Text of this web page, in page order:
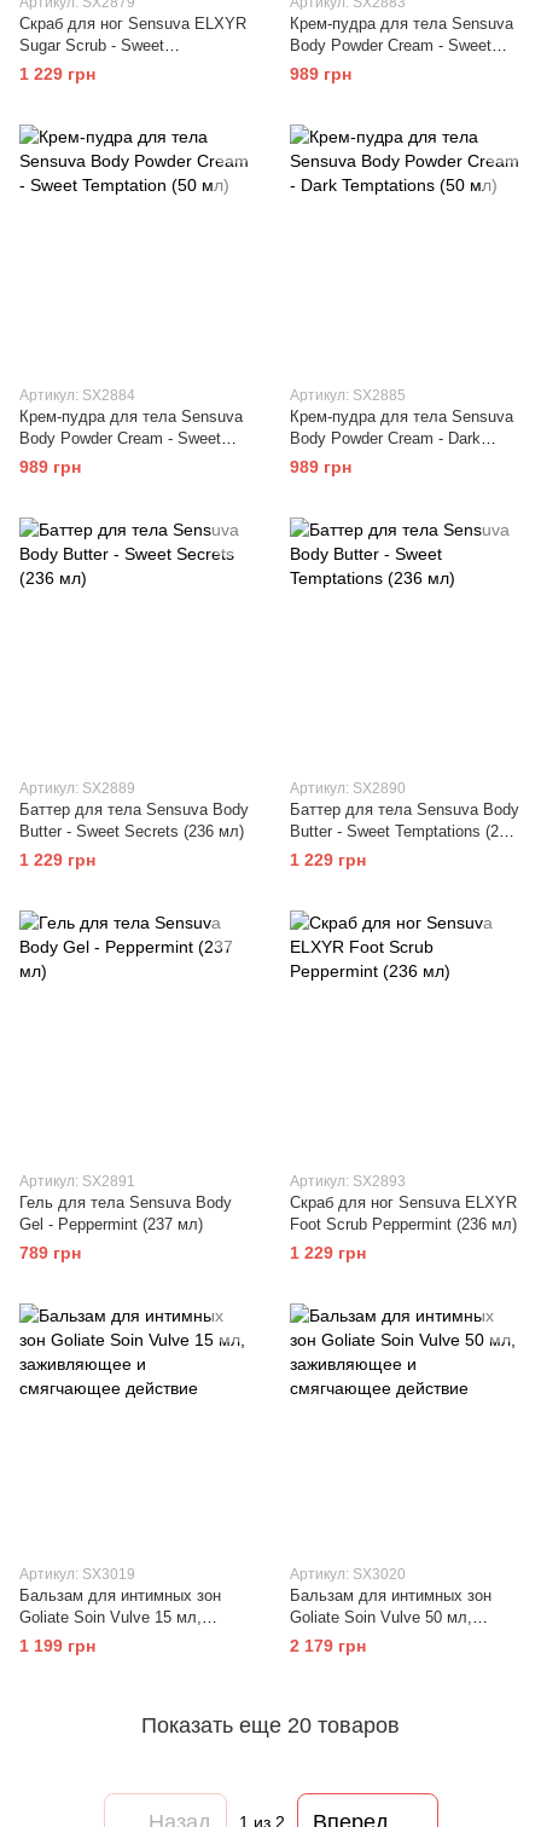
Скраб для ног Sensuva ELXYR
Sugar Scrub - Sweet
Temptations (236 мл)
1 229 грн
Крем-пудра для тела Sensuva
Body Powder Cream - Sweet
Secrets (50 мл)
989 грн
Артикул: SX2884
Крем-пудра для тела Sensuva
Body Powder Cream - Sweet
Temptation (50 мл)
989 грн
Артикул: SX2885
Крем-пудра для тела Sensuva
Body Powder Cream - Dark
Temptations (50 мл)
989 грн
Артикул: SX2889
Баттер для тела Sensuva Body
Butter - Sweet Secrets (236 мл)
1 229 грн
Артикул: SX2890
Баттер для тела Sensuva Body
Butter - Sweet Temptations (236
мл)
1 229 грн
Артикул: SX2891
Гель для тела Sensuva Body
Gel - Peppermint (237 мл)
789 грн
Артикул: SX2893
Скраб для ног Sensuva ELXYR
Foot Scrub Peppermint (236 мл)
1 229 грн
Артикул: SX3019
Бальзам для интимных зон
Goliate Soin Vulve 15 мл,
заживляющее и смягчающее
действие
1 199 грн
Артикул: SX3020
Бальзам для интимных зон
Goliate Soin Vulve 50 мл,
заживляющее и смягчающее
действие
2 179 грн
Показать еще 20 товаров
Назад 1 из 2 Вперед